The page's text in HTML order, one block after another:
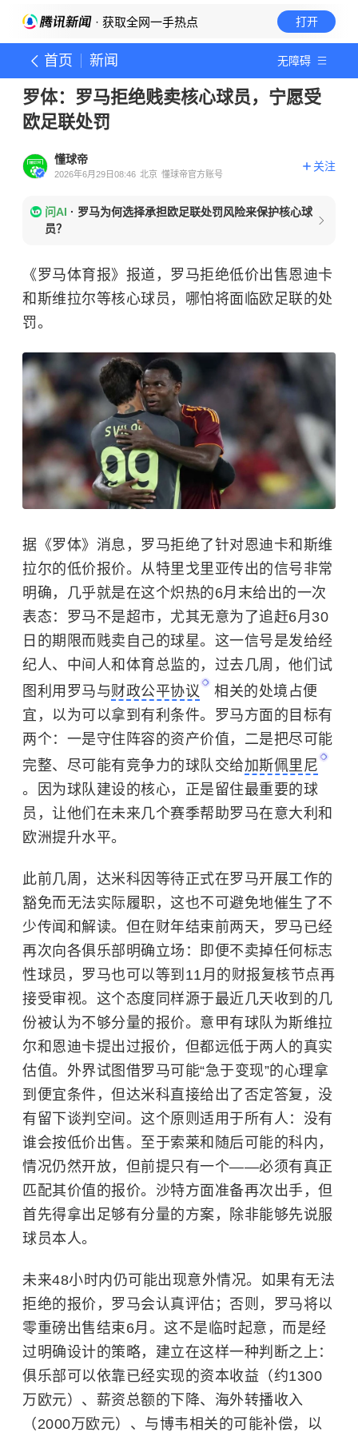
· 获取全网一手热点 打开
首页 新闻 无障碍
罗体：罗马拒绝贱卖核心球员，宁愿受
欧足联处罚
懂球帝
2026年6月29日08:46 北京 懂球帝官方账号
关注
问AI · 罗马为何选择承担欧足联处罚风险来保护核心球
员？
《罗马体育报》报道，罗马拒绝低价出售恩迪卡
和斯维拉尔等核心球员，哪怕将面临欧足联的处
罚。
据《罗体》消息，罗马拒绝了针对恩迪卡和斯维
拉尔的低价报价。从特里戈里亚传出的信号非常
明确，几乎就是在这个炽热的6月末给出的一次
表态：罗马不是超市，尤其无意为了追赶6月30
日的期限而贱卖自己的球星。这一信号是发给经
纪人、中间人和体育总监的，过去几周，他们试
图利用罗马与财政公平协议
相关的处境占便
宜，以为可以拿到有利条件。罗马方面的目标有
两个：一是守住阵容的资产价值，二是把尽可能
完整、尽可能有竞争力的球队交给加斯佩里尼
。因为球队建设的核心，正是留住最重要的球
员，让他们在未来几个赛季帮助罗马在意大利和
欧洲提升水平。
此前几周，达米科因等待正式在罗马开展工作的
豁免而无法实际履职，这也不可避免地催生了不
少传闻和解读。但在财年结束前两天，罗马已经
再次向各俱乐部明确立场：即便不卖掉任何标志
性球员，罗马也可以等到11月的财报复核节点再
接受审视。这个态度同样源于最近几天收到的几
份被认为不够分量的报价。意甲有球队为斯维拉
尔和恩迪卡提出过报价，但都远低于两人的真实
估值。外界试图借罗马可能“急于变现”的心理拿
到便宜条件，但达米科直接给出了否定答复，没
有留下谈判空间。这个原则适用于所有人：没有
谁会按低价出售。至于索莱和随后可能的科内，
情况仍然开放，但前提只有一个——必须有真正
匹配其价值的报价。沙特方面准备再次出手，但
首先得拿出足够有分量的方案，除非能够先说服
球员本人。
未来48小时内仍可能出现意外情况。如果有无法
拒绝的报价，罗马会认真评估；否则，罗马将以
零重磅出售结束6月。这不是临时起意，而是经
过明确设计的策略，建立在这样一种判断之上：
俱乐部可以依靠已经实现的资本收益（约1300
万欧元）、薪资总额的下降、海外转播收入
（2000万欧元）、与博韦相关的可能补偿，以